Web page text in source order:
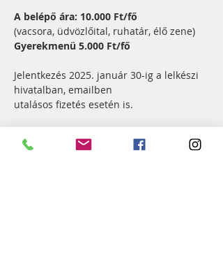
A belépő ára: 10.000 Ft/fő
(vacsora, üdvözlőital, ruhatár, élő zene)
Gyerekmenü 5.000 Ft/fő
Jelentkezés 2025. január 30-ig a lelkészi
hivatalban, emailben
utalásos fizetés esetén is.
tombola